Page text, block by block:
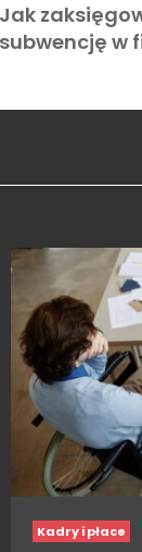
Jak
subwencję w
Kadry i płace